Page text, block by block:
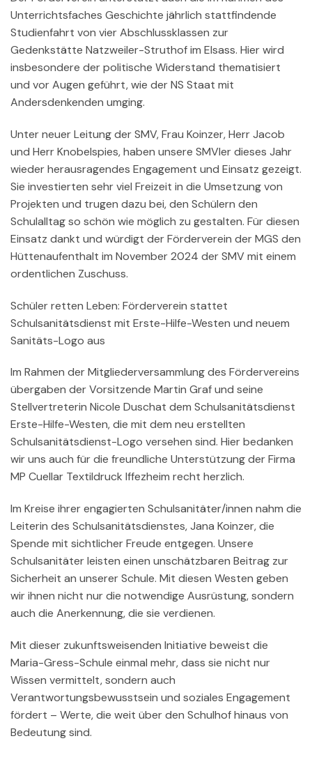
Unterrichtsfaches Geschichte jährlich stattfindende
Studienfahrt von vier Abschlussklassen zur
Gedenkstätte Natzweiler-Struthof im Elsass. Hier wird
insbesondere der politische Widerstand thematisiert
und vor Augen geführt, wie der NS Staat mit
Andersdenkenden umging.
Unter neuer Leitung der SMV, Frau Koinzer, Herr Jacob
und Herr Knobelspies, haben unsere SMVler dieses Jahr
wieder herausragendes Engagement und Einsatz gezeigt.
Sie investierten sehr viel Freizeit in die Umsetzung von
Projekten und trugen dazu bei, den Schülern den
Schulalltag so schön wie möglich zu gestalten. Für diesen
Einsatz dankt und würdigt der Förderverein der MGS den
Hüttenaufenthalt im November 2024 der SMV mit einem
ordentlichen Zuschuss.
Schüler retten Leben: Förderverein stattet
Schulsanitätsdienst mit Erste-Hilfe-Westen und neuem
Sanitäts-Logo aus
Im Rahmen der Mitgliederversammlung des Fördervereins
übergaben der Vorsitzende Martin Graf und seine
Stellvertreterin Nicole Duschat dem Schulsanitätsdienst
Erste-Hilfe-Westen, die mit dem neu erstellten
Schulsanitätsdienst-Logo versehen sind. Hier bedanken
wir uns auch für die freundliche Unterstützung der Firma
MP Cuellar Textildruck Iffezheim recht herzlich.
Im Kreise ihrer engagierten Schulsanitäter/innen nahm die
Leiterin des Schulsanitätsdienstes, Jana Koinzer, die
Spende mit sichtlicher Freude entgegen. Unsere
Schulsanitäter leisten einen unschätzbaren Beitrag zur
Sicherheit an unserer Schule. Mit diesen Westen geben
wir ihnen nicht nur die notwendige Ausrüstung, sondern
auch die Anerkennung, die sie verdienen.
Mit dieser zukunftsweisenden Initiative beweist die
Maria-Gress-Schule einmal mehr, dass sie nicht nur
Wissen vermittelt, sondern auch
Verantwortungsbewusstsein und soziales Engagement
fördert – Werte, die weit über den Schulhof hinaus von
Bedeutung sind.